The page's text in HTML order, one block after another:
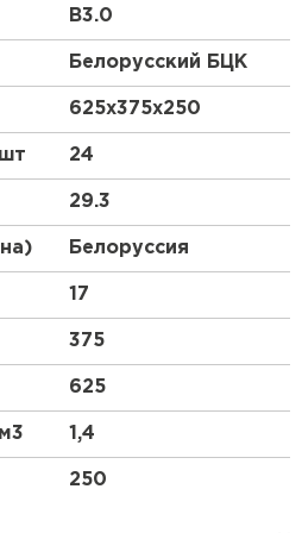
из
что делает их
и безопасными для
вредных веществ и не
структуре, газобетон
значительно снизить
и кондиционирование
отличается высокой
и других конструкций,
B3.0
Белорусский БЦК
625х375х250
24
29.3
Белоруссия
17
375
625
1,4
250